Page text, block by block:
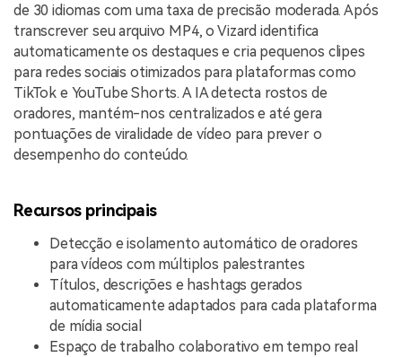
de 30 idiomas com uma taxa de precisão moderada. Após
transcrever seu arquivo MP4, o Vizard identifica
automaticamente os destaques e cria pequenos clipes
para redes sociais otimizados para plataformas como
TikTok e YouTube Shorts. A IA detecta rostos de
oradores, mantém-nos centralizados e até gera
pontuações de viralidade de vídeo para prever o
desempenho do conteúdo.
Recursos principais
Detecção e isolamento automático de oradores
para vídeos com múltiplos palestrantes
Títulos, descrições e hashtags gerados
automaticamente adaptados para cada plataforma
de mídia social
Espaço de trabalho colaborativo em tempo real